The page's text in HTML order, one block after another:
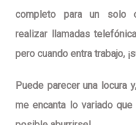
completo para un solo
realizar llamadas
pero cuando entra trabajo,
Puede parecer una locura
me encanta lo variado